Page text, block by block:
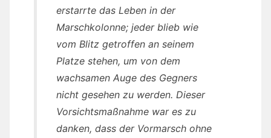
erstarrte das Leben in der
Marschkolonne; jeder blieb wie
vom Blitz getroffen an seinem
Platze stehen, um von dem
wachsamen Auge des Gegners
nicht gesehen zu werden. Dieser
Vorsichtsmaßnahme war es zu
danken, dass der Vormarsch ohne